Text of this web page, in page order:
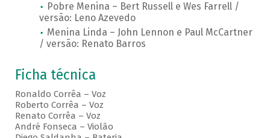
Pobre Menina – Bert Russell e Wes Farrell /
versão: Leno Azevedo
Menina Linda – John Lennon e Paul McCartner
/ versão: Renato Barros
Ficha técnica
Ronaldo Corrêa – Voz
Roberto Corrêa – Voz
Renato Corrêa – Voz
André Fonseca – Violão